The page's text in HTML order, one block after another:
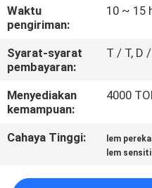
BERITA
KASUS-
KASUS
PERMINTAAN
PENAWARAN
Waktu
pengiriman:
10 ~ 15
Syarat-syarat
pembayaran:
T / T, D
Menyediakan
kemampuan:
4000
Cahaya Tinggi: lem
lem